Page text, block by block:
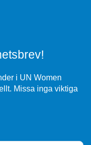
i UN Women
Missa inga viktiga